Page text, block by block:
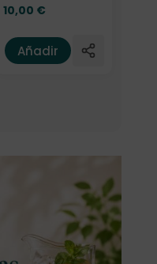
10,00 €
Añadir